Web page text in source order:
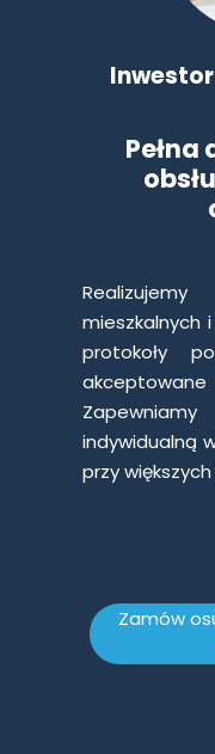
Zamów
mieszkalnych
protokoły
indywidualną
przy